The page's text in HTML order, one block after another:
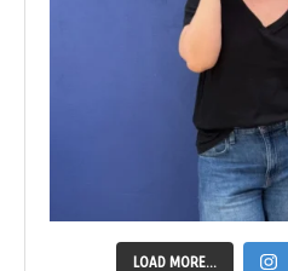
LOAD MORE...